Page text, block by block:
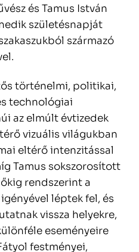
és Tamus István
születésnapját
származó
történelmi, politikai,
technológiai
az elmúlt évtizedek
vizuális világukban
eltérő intenzitással
Tamus sokszorosított
rendszerint a
léptek fel, és
vissza helyekre,
eseményeire
festményei,